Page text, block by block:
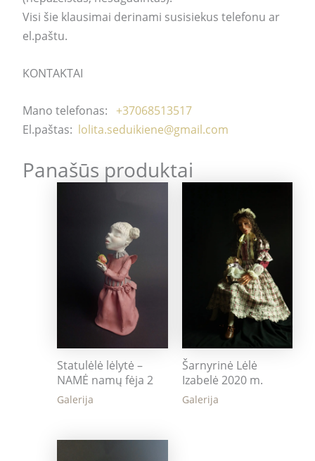
Visi šie klausimai derinami susisiekus telefonu ar
el.paštu.
KONTAKTAI
Mano telefonas: +37068513517
El.paštas: lolita.seduikiene@gmail.com
Panašūs produktai
Statulėlė lėlytė –
NAMĖ namų fėja 2
Galerija
Šarnyrinė Lėlė
Izabelė 2020 m.
Galerija